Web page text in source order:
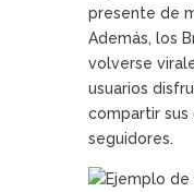
presente de
Además, los
volverse
usuarios
compartir sus
seguidores.